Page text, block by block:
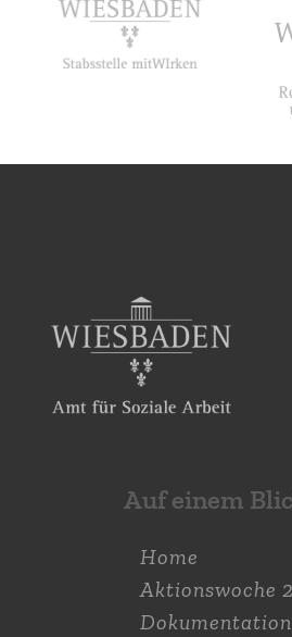
Auf einem
Home
Aktions­woche